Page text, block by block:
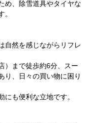
め、除雪道具やタイヤな
自然を感じながらリフレ
）まで徒歩約6分、スー
り、日々の買い物に困り
も便利な立地です。